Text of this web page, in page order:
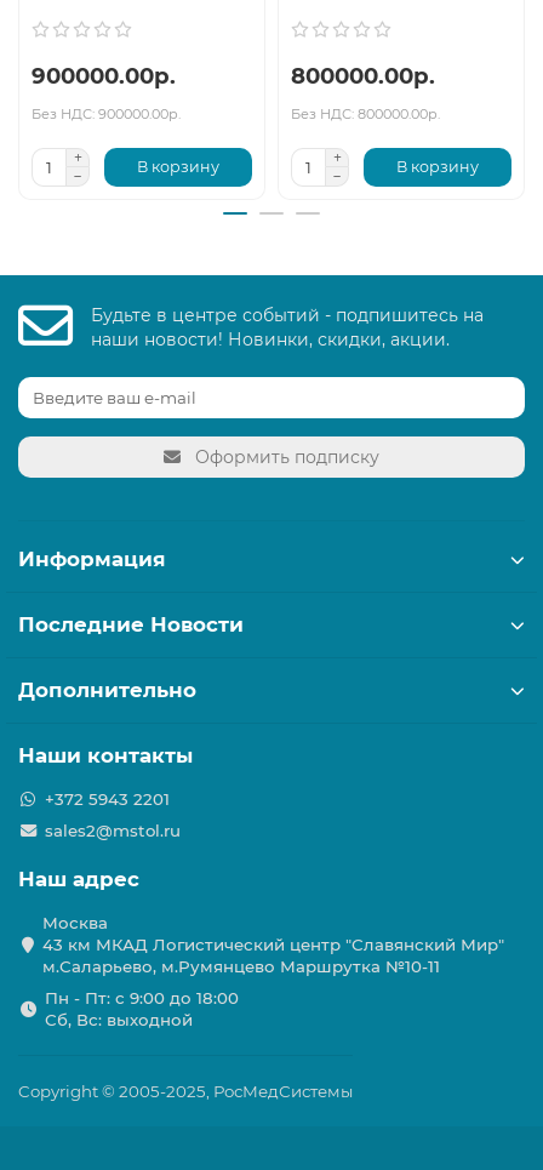
900000.00р.
Без НДС: 900000.00р.
В корзину
800000.00р.
Без НДС: 800000.00р.
В корзину
Будьте в центре событий - подпишитесь на
наши новости! Новинки, скидки, акции.
Оформить подписку
Информация
Последние Новости
Дополнительно
Наши контакты
+372 5943 2201
sales2@mstol.ru
Наш адрес
Москва
43 км МКАД Логистичеcкий центр "Славянский Мир"
м.Саларьево, м.Румянцево Маршрутка №10-11
Пн - Пт: с 9:00 до 18:00
Сб, Вс: выходной
Copyright © 2005-2025, РосМедСистемы